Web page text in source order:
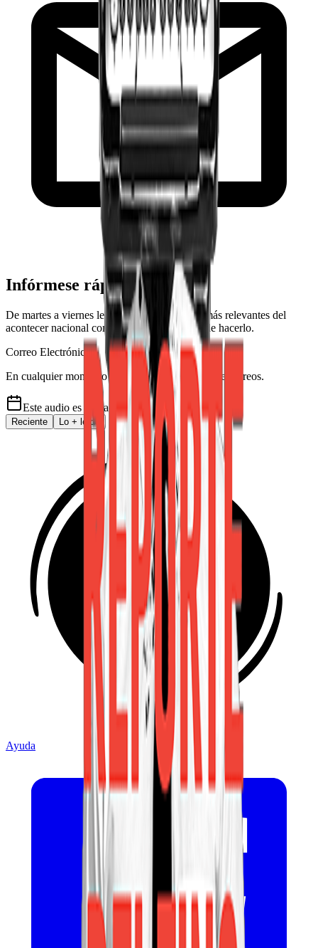
Infórmese rápido y gratis
De martes a viernes le contamos las noticias más relevantes del
acontecer nacional como solo Delfino.cr puede hacerlo.
Correo Electrónico
En cualquier momento puede salirse de la lista de correos.
Este audio es de hace 6 años
Reciente Lo + leído
Ayuda